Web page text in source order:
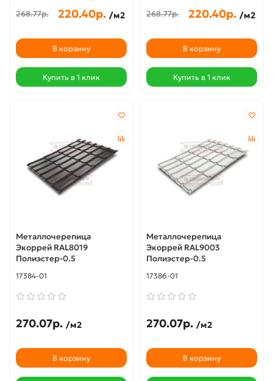
268.77р. 220.40р. /м2
В корзину
Купить в 1 клик
268.77р. 220.40р. /м2
В корзину
Купить в 1 клик
Металлочерепица
Экоррей RAL8019
Полиэстер-0.5
17384-01
270.07р. /м2
В корзину
Металлочерепица
Экоррей RAL9003
Полиэстер-0.5
17386-01
270.07р. /м2
В корзину